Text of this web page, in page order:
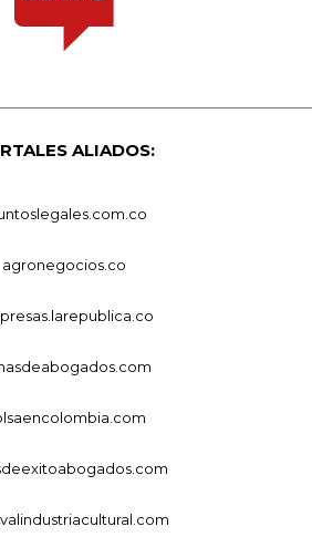
ALIADOS:
agronegocios.co